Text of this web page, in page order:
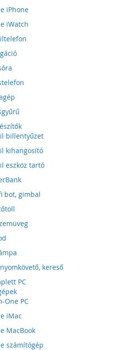
iPhone
iWatch
billentyűzet
kihangosító
eszköz tartó
bot, gimbal
nyomkövető, kereső
PC
One PC
iMac
MacBook
számítógép